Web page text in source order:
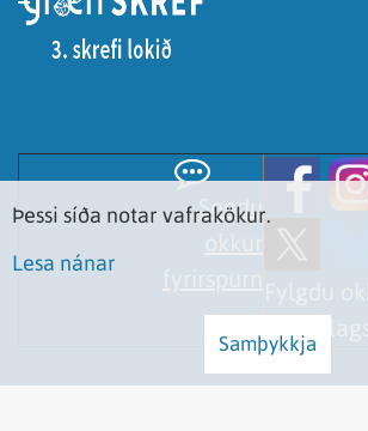
Sendu
Þessi síða notar vafrakökur.
Lesa nánar
Samþykkja